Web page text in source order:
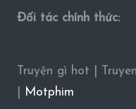
Đối tác chính thức:
Truyện gì hot |
Motphim